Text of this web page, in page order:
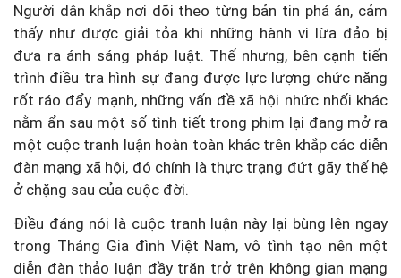
Người dân khắp nơi dõi theo từng bản tin phá án, cảm
thấy như được giải tỏa khi những hành vi lừa đảo bị
đưa ra ánh sáng pháp luật. Thế nhưng, bên cạnh tiến
trình điều tra hình sự đang được lực lượng chức năng
rốt ráo đẩy mạnh, những vấn đề xã hội nhức nhối khác
nằm ẩn sau một số tình tiết trong phim lại đang mở ra
một cuộc tranh luận hoàn toàn khác trên khắp các diễn
đàn mạng xã hội, đó chính là thực trạng đứt gãy thế hệ
ở chặng sau của cuộc đời.
Điều đáng nói là cuộc tranh luận này lại bùng lên ngay
trong Tháng Gia đình Việt Nam, vô tình tạo nên một
diễn đàn thảo luận đầy trăn trở trên không gian mạng